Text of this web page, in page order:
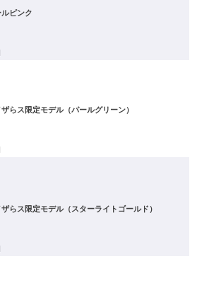
ピンク
らス限定モデル（パールグリーン）
らス限定モデル（スターライトゴールド）